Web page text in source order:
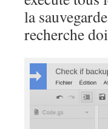
la
recherche